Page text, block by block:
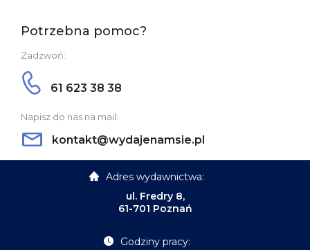
Potrzebna pomoc?
Zadzwoń:
61 623 38 38
Napisz do nas na mail:
kontakt@wydajenamsie.pl
Adres wydawnictwa:
ul. Fredry 8,
61-701 Poznań
Godziny pracy: